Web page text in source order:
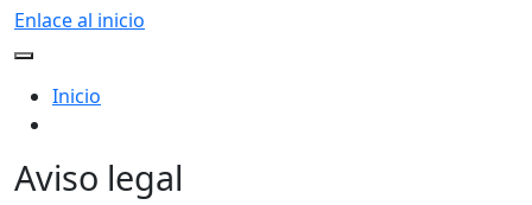
Enlace al inicio
Inicio
Aviso legal